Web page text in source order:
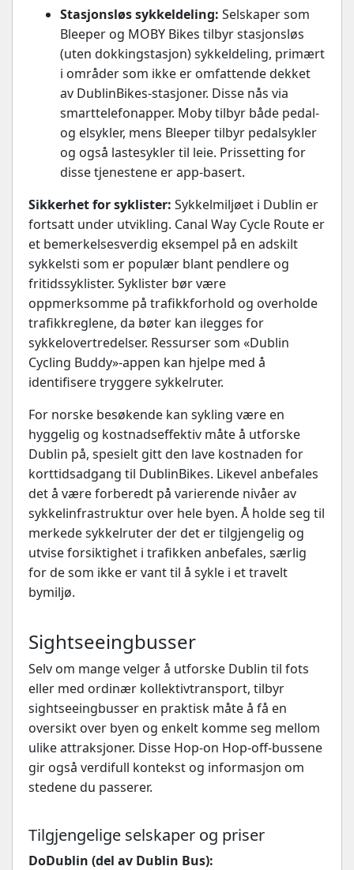
Stasjonsløs sykkeldeling: Selskaper som
Bleeper og MOBY Bikes tilbyr stasjonsløs
(uten dokkingstasjon) sykkeldeling, primært
i områder som ikke er omfattende dekket
av DublinBikes-stasjoner. Disse nås via
smarttelefonapper. Moby tilbyr både pedal-
og elsykler, mens Bleeper tilbyr pedalsykler
og også lastesykler til leie. Prissetting for
disse tjenestene er app-basert.
Sikkerhet for syklister: Sykkelmiljøet i Dublin er
fortsatt under utvikling. Canal Way Cycle Route er
et bemerkelsesverdig eksempel på en adskilt
sykkelsti som er populær blant pendlere og
fritidssyklister. Syklister bør være
oppmerksomme på trafikkforhold og overholde
trafikkreglene, da bøter kan ilegges for
sykkelovertredelser. Ressurser som «Dublin
Cycling Buddy»-appen kan hjelpe med å
identifisere tryggere sykkelruter.
For norske besøkende kan sykling være en
hyggelig og kostnadseffektiv måte å utforske
Dublin på, spesielt gitt den lave kostnaden for
korttidsadgang til DublinBikes. Likevel anbefales
det å være forberedt på varierende nivåer av
sykkelinfrastruktur over hele byen. Å holde seg til
merkede sykkelruter der det er tilgjengelig og
utvise forsiktighet i trafikken anbefales, særlig
for de som ikke er vant til å sykle i et travelt
bymiljø.
Sightseeingbusser
Selv om mange velger å utforske Dublin til fots
eller med ordinær kollektivtransport, tilbyr
sightseeingbusser en praktisk måte å få en
oversikt over byen og enkelt komme seg mellom
ulike attraksjoner. Disse Hop-on Hop-off-bussene
gir også verdifull kontekst og informasjon om
stedene du passerer.
Tilgjengelige selskaper og priser
DoDublin (del av Dublin Bus):